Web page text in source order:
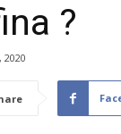
?
2020